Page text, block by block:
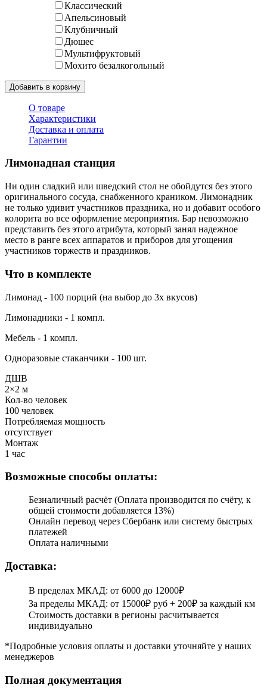
Классический
Апельсиновый
Клубничный
Дюшес
Мультифруктовый
Мохито безалкогольный
Добавить в корзину
О товаре
Характеристики
Доставка и оплата
Гарантии
Лимонадная станция
Ни один сладкий или шведский стол не обойдутся без этого
оригинального сосуда, снабженного краником. Лимонадник
не только удивит участников праздника, но и добавит особого
колорита во все оформление мероприятия. Бар невозможно
представить без этого атрибута, который занял надежное
место в ранге всех аппаратов и приборов для угощения
участников торжеств и праздников.
Что в комплекте
Лимонад - 100 порций (на выбор до 3х вкусов)
Лимонадники - 1 компл.
Мебель - 1 компл.
Одноразовые стаканчики - 100 шт.
ДШВ
2×2 м
Кол-во человек
100 человек
Потребляемая мощность
отсутствует
Монтаж
1 час
Возможные способы оплаты:
Безналичный расчёт (Оплата производится по счёту, к
общей стоимости добавляется 13%)
Онлайн перевод через Сбербанк или систему быстрых
платежей
Оплата наличными
Доставка:
В пределах МКАД: от 6000 до 12000₽
За пределы МКАД: от 15000₽ руб + 200₽ за каждый км
Стоимость доставки в регионы расчитывается
индивидуально
*Подробные условия оплаты и доставки уточняйте у наших
менеджеров
Полная документация